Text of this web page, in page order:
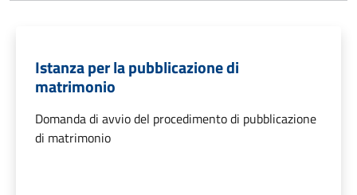
Istanza per la pubblicazione di
matrimonio
Domanda di avvio del procedimento di pubblicazione
di matrimonio